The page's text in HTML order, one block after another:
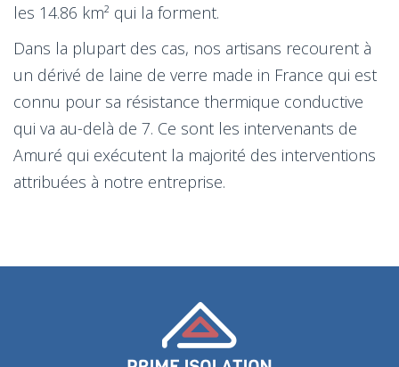
les 14.86 km² qui la forment.
Dans la plupart des cas, nos artisans recourent à
un dérivé de laine de verre made in France qui est
connu pour sa résistance thermique conductive
qui va au-delà de 7. Ce sont les intervenants de
Amuré qui exécutent la majorité des interventions
attribuées à notre entreprise.